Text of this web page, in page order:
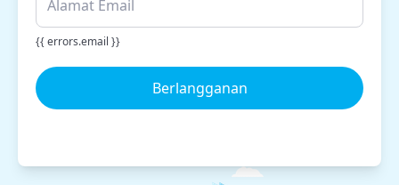
{{ errors.email }}
Berlangganan